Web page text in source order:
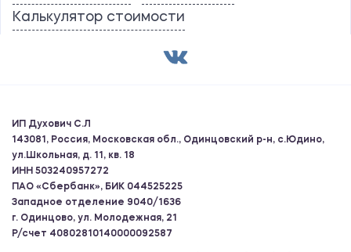
Калькулятор стоимости
ИП Духович С.Л
143081, Россия, Московская обл., Одинцовский р-н, с.Юдино,
ул.Школьная, д. 11, кв. 18
ИНН 503240957272
ПАО «Сбербанк», БИК 044525225
Западное отделение 9040/1636
г. Одинцово, ул. Молодежная, 21
Р/счет 40802810140000092587